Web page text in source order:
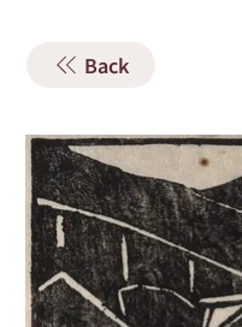
Back